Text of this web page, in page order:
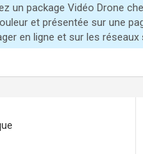
un package Vidéo Drone
et présentée sur une
en ligne et sur les réseaux